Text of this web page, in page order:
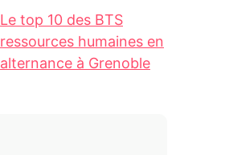
Le top 10 des BTS
ressources humaines en
alternance à Grenoble